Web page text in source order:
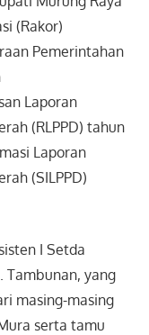
(Rakor)
Pemerintahan
Laporan
(RLPPD) tahun
Laporan
(SILPPD)
I Setda
Tambunan, yang
masing-masing
serta tamu